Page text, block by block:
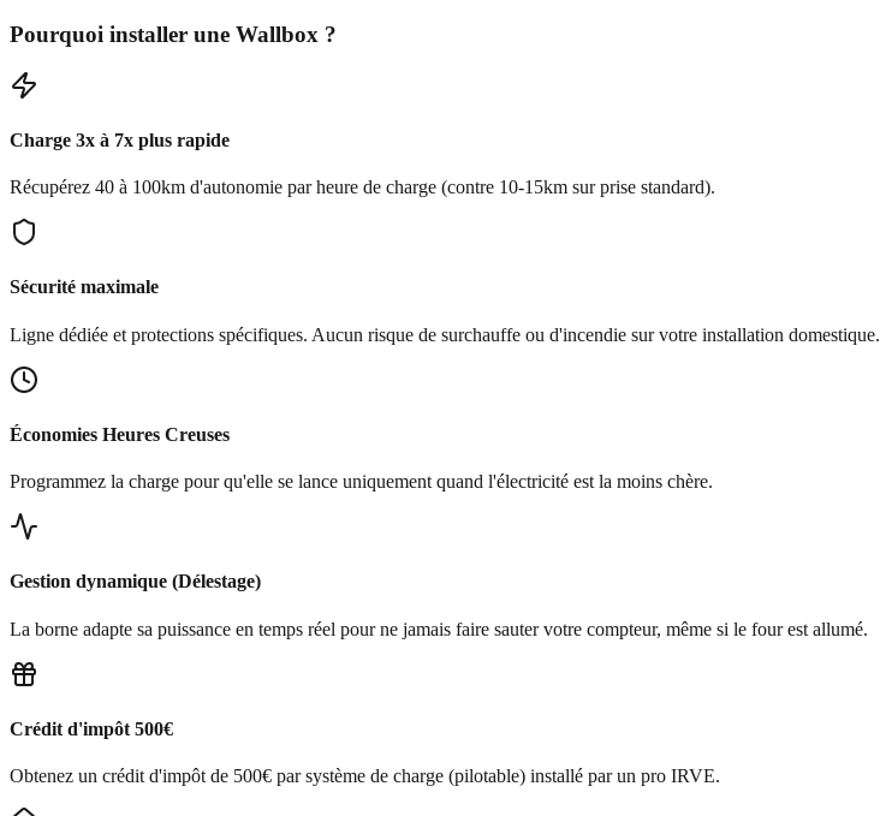
Pourquoi installer une Wallbox ?
Charge 3x à 7x plus rapide
Récupérez 40 à 100km d'autonomie par heure de charge (contre 10-15km sur prise standard).
Sécurité maximale
Ligne dédiée et protections spécifiques. Aucun risque de surchauffe ou d'incendie sur votre installation domestique.
Économies Heures Creuses
Programmez la charge pour qu'elle se lance uniquement quand l'électricité est la moins chère.
Gestion dynamique (Délestage)
La borne adapte sa puissance en temps réel pour ne jamais faire sauter votre compteur, même si le four est allumé.
Crédit d'impôt 500€
Obtenez un crédit d'impôt de 500€ par système de charge (pilotable) installé par un pro IRVE.